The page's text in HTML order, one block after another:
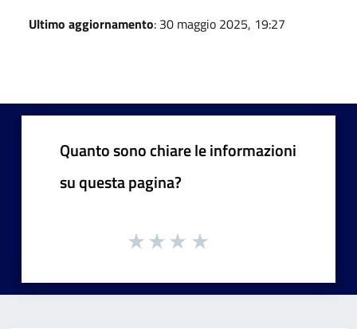
Ultimo aggiornamento: 30 maggio 2025, 19:27
Quanto sono chiare le informazioni
su questa pagina?